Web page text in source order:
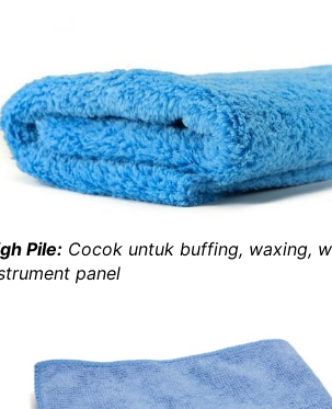
Pile: Cocok untuk buffing, waxing,
panel